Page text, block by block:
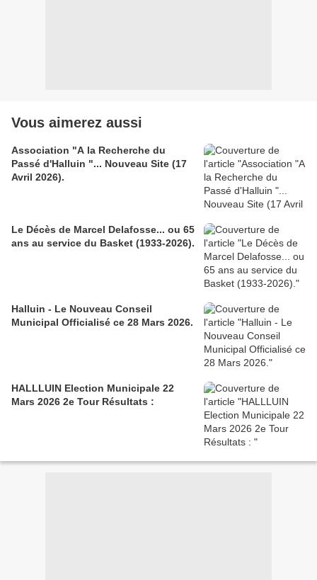
Vous aimerez aussi
Association "A la Recherche du
Passé d'Halluin "... Nouveau Site (17
Avril 2026).
Le Décès de Marcel Delafosse... ou 65
ans au service du Basket (1933-2026).
Halluin - Le Nouveau Conseil
Municipal Officialisé ce 28 Mars 2026.
HALLLUIN Election Municipale 22
Mars 2026 2e Tour Résultats :